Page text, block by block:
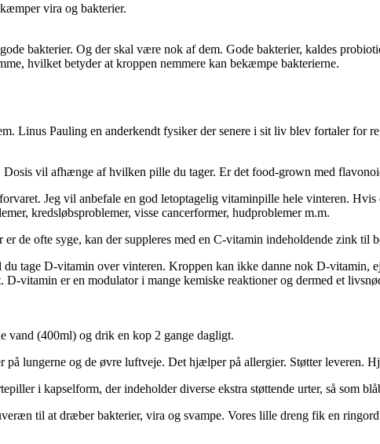
vira og bakterier.
bakterier. Og der skal være nok af dem. Gode bakterier, kaldes
hvilket betyder at kroppen nemmere kan bekæmpe bakterierne.
Linus Pauling en anderkendt fysiker der senere i sit liv blev fortaler for
vil afhænge af hvilken pille du tager. Er det food-grown med
Jeg vil anbefale en god letoptagelig vitaminpille hele vinteren.
kredsløbsproblemer, visse cancerformer, hudproblemer m.m.
de ofte syge, kan der suppleres med en C-vitamin indeholdende zink til
tage D-vitamin over vinteren. Kroppen kan ikke danne nok D-vitamin,
vitamin er en modulator i mange kemiske reaktioner og dermed et
(400ml) og drik en kop 2 gange dagligt.
på lungerne og de øvre luftveje. Det hjælper på allergier. Støtter leveren.
i kapselform, der indeholder diverse ekstra støttende urter, så som
til at dræber bakterier, vira og svampe. Vores lille dreng fik en